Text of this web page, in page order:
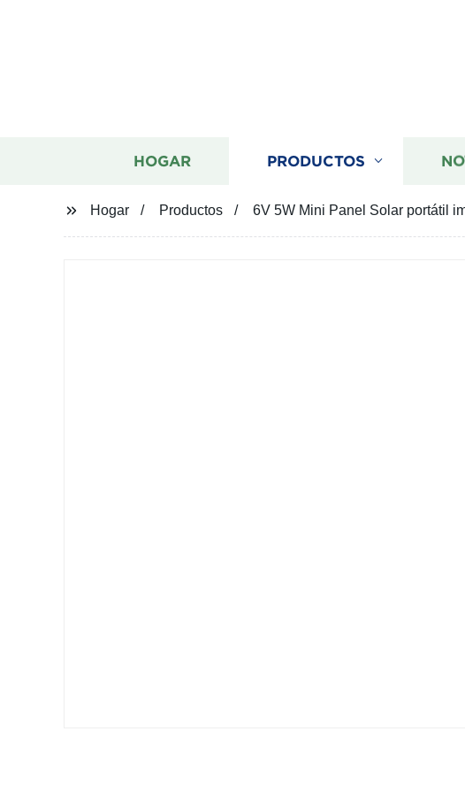
HOGAR PRODUCTOS
Hogar Productos 6V 5W Mini Panel Solar portátil